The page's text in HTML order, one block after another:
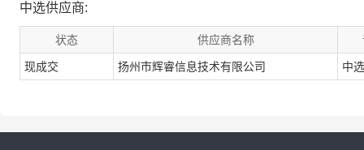
中选供应商:
状态 供应商名称
现成交 扬州市辉睿信息技术有限公司 中选